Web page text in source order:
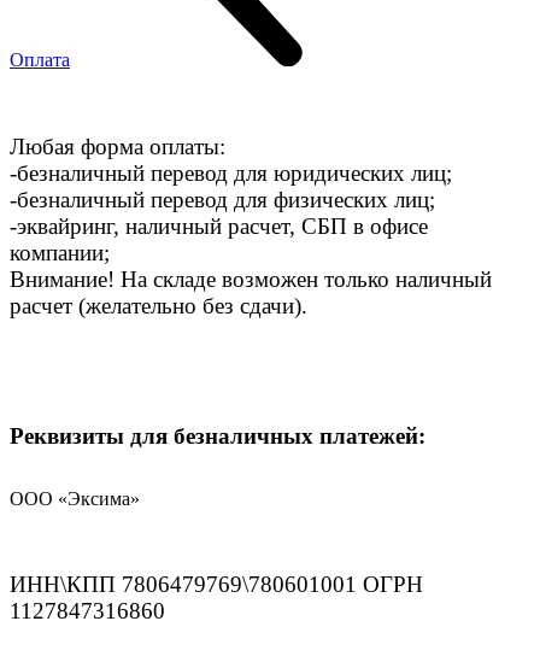
Оплата
Любая форма оплаты:
-безналичный перевод для юридических лиц;
-безналичный перевод для физических лиц;
-эквайринг, наличный расчет, СБП в офисе
компании;
Внимание! На складе возможен только наличный
расчет (желательно без сдачи).
Реквизиты для безналичных платежей:
ООО «Эксима»
ИНН\КПП 7806479769\780601001 ОГРН
1127847316860